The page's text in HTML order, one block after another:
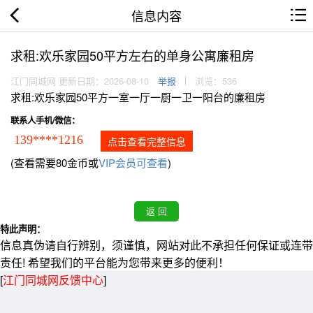
信息内容
求租:欢乐家园50平方左右的单身公寓廉租房
江门同城网 更新日期：2026-08-10 举报 浏览：536
求租:欢乐家园50平方一室一厅一厨一卫一阳台的廉租房
联系人手机/微信：
139****1216 点击查看完整信息
(查看需要80金币或VIP会员可查看)
特此声明：
信息真伪请自行辨别，须谨慎，网站对此不承担任何保证或连带
责任! 希望我们的平台能为您带来更多的便利！
[江门同城网反馈中心]